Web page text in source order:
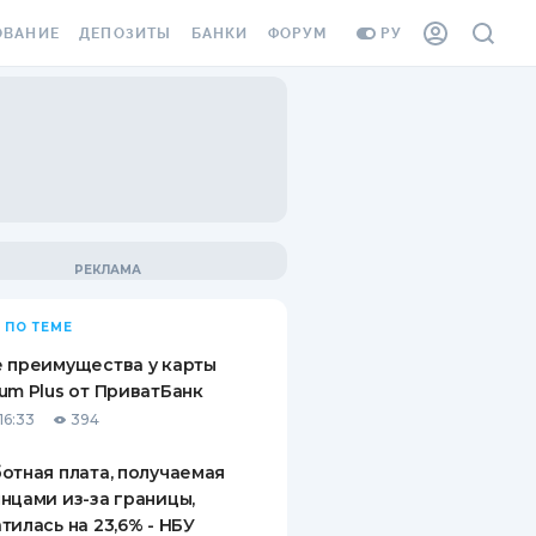
РУ
ВИНЬЕТКА
СОТРУДНИКОВ
ОТ
СЛУЧАЕВ
ДЕПОЗИТЫ
ВОПРОСЫ И ОТВЕТЫ
ПУТЕВОДИТЕЛИ ПО
БАНКИ ФОРУМ
ПО ТЕМЕ
преимущества у карты
Plus от ПриватБанк
394
плата, получаемая
из-за границы,
на 23,6% - НБУ